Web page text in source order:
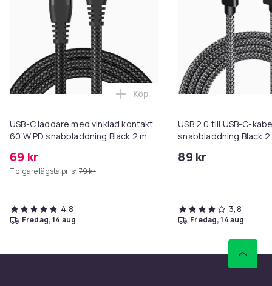
USB-C laddare med vinklad kontakt
60 W PD snabbladdning Black 2 m
69 kr
Tidigare lägsta pris: 79 kr
Lägg till USB-C laddare med
Köp
4,8
fredag, 14 aug
USB 2.0 till USB-C-
snabbladdning Black 2
89 kr
3,8
fredag, 14 aug